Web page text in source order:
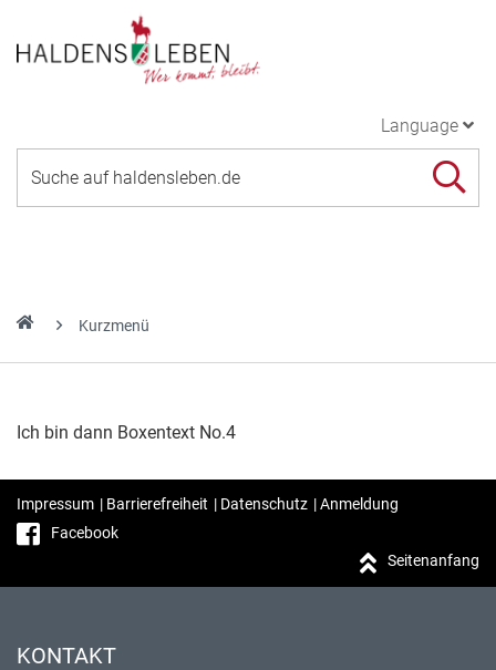
Language
Kurzmenü
Ich bin dann Boxentext No.4
Impressum | Barrierefreiheit | Datenschutz |Anmeldung
Facebook
Seitenanfang
KONTAKT